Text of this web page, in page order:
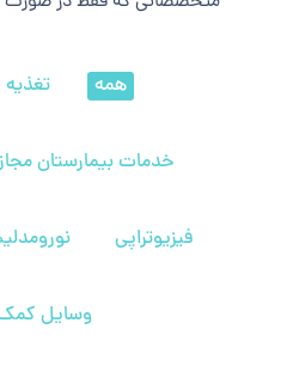
همه تغذیه
خدمات بیمارستان
فیزیوتراپی
وسایل